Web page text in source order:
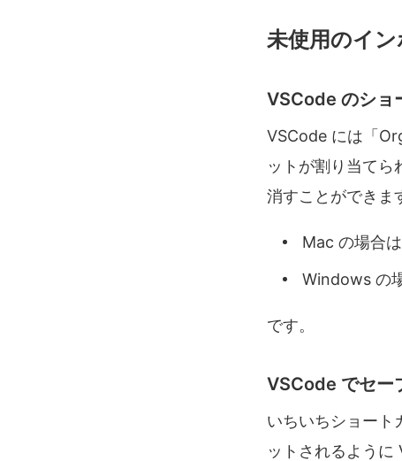
未使用のイ
VSCode のショ
VSCode には「
ットが割り当て
消すことができま
Mac の場合は
Windows の
です。
VSCode でセー
いちいちショート
ットされるように